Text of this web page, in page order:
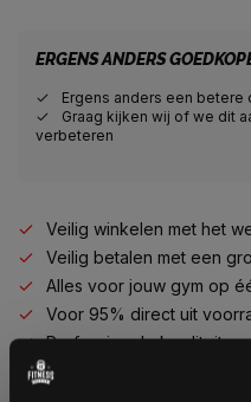
ERGENS ANDERS
Ergens anders een betere
Graag kijken wij of we dit
verbeteren
Veilig winkelen met het
Veilig betalen met een
Alles voor jouw gym op
Voor 95% direct uit
Professionele kwaliteit
Van homegym tot